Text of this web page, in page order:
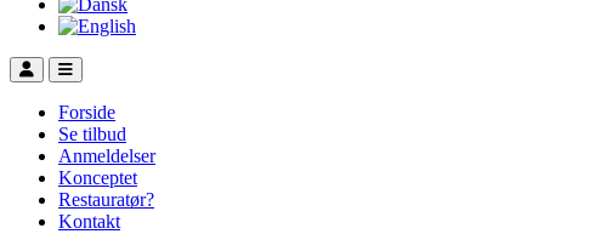
Forside
Se tilbud
Anmeldelser
Konceptet
Restauratør?
Kontakt